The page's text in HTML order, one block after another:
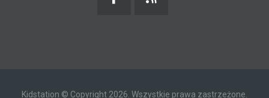
Kidstation © Copyright 2026. Wszystkie prawa zastrzeżone.